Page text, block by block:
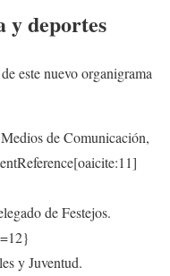
y deportes
este nuevo organigrama
de Comunicación,
de Festejos.
y Juventud.